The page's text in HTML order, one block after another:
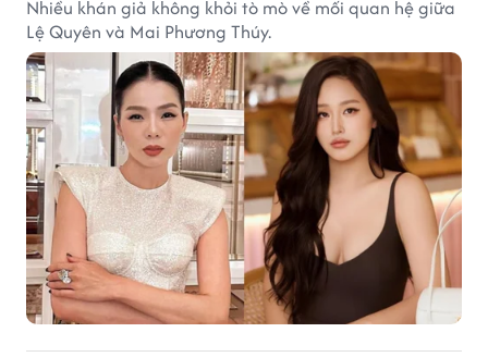
Nhiều khán giả không khỏi tò mò về mối quan hệ giữa
Lệ Quyên và Mai Phương Thúy.